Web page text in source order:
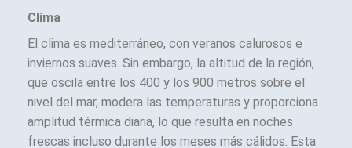
Clima
El clima es mediterráneo, con veranos calurosos e
inviernos suaves. Sin embargo, la altitud de la región,
que oscila entre los 400 y los 900 metros sobre el
nivel del mar, modera las temperaturas y proporciona
amplitud térmica diaria, lo que resulta en noches
frescas incluso durante los meses más cálidos. Esta